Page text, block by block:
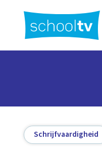
hoofdinhoud
Schrijfvaardigheid